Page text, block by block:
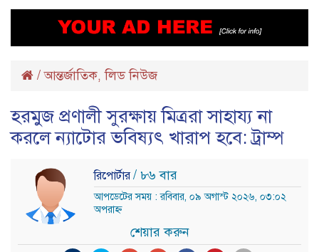
/আন্তর্জাতিক,লিড নিউজ
হরমুজ প্রণালী সুরক্ষায় মিত্ররা সাহায্য না
করলে ন্যাটোর ভবিষ্যৎ খারাপ হবে: ট্রাম্প
রিপোর্টার/ ৮৬ বার
আপডেটের সময় : রবিবার, ০৯ অগাস্ট ২০২৬, ০৩:০২
অপরাহ্ন
শেয়ার করুন